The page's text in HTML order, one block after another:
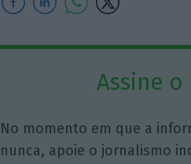
Assine o
No momento em que a
nunca, apoie o jornalismo